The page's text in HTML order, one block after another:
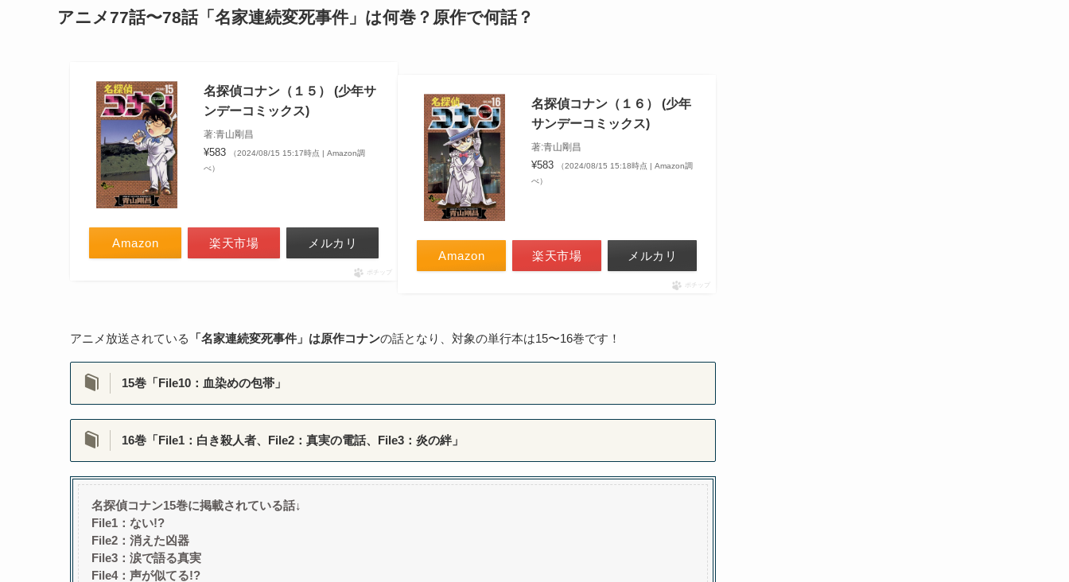
アニメ77話〜78話「名家連続変死事件」は何巻？原作で何話？
名探偵コナン（１５） (少年サ
ンデーコミックス)
著:青山剛昌
¥583
（2024/08/15 15:17時点 | Amazon調
べ）
Amazon 楽天市場 メルカリ
ポチップ
名探偵コナン（１６） (少年
サンデーコミックス)
著:青山剛昌
¥583
（2024/08/15 15:18時点 | Amazon調
べ）
Amazon 楽天市場 メルカリ
ポチップ
アニメ放送されている 「名家連続変死事件」は原作コナンの話となり、対象の単行本は15〜16巻です！
15巻「File10：血染めの包帯」
16巻「File1：白き殺人者、File2：真実の電話、File3：炎の絆」
名探偵コナン15巻に掲載されている話↓
File1：ない!?
File2：消えた凶器
File3：涙で語る真実
File4：声が似てる!?